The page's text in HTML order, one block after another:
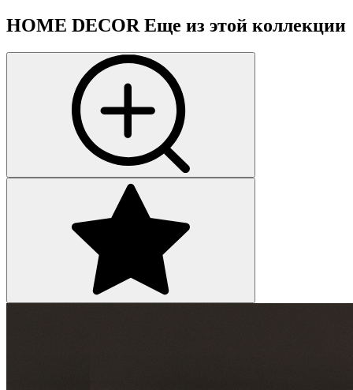
HOME DECOR Еще из этой коллекции